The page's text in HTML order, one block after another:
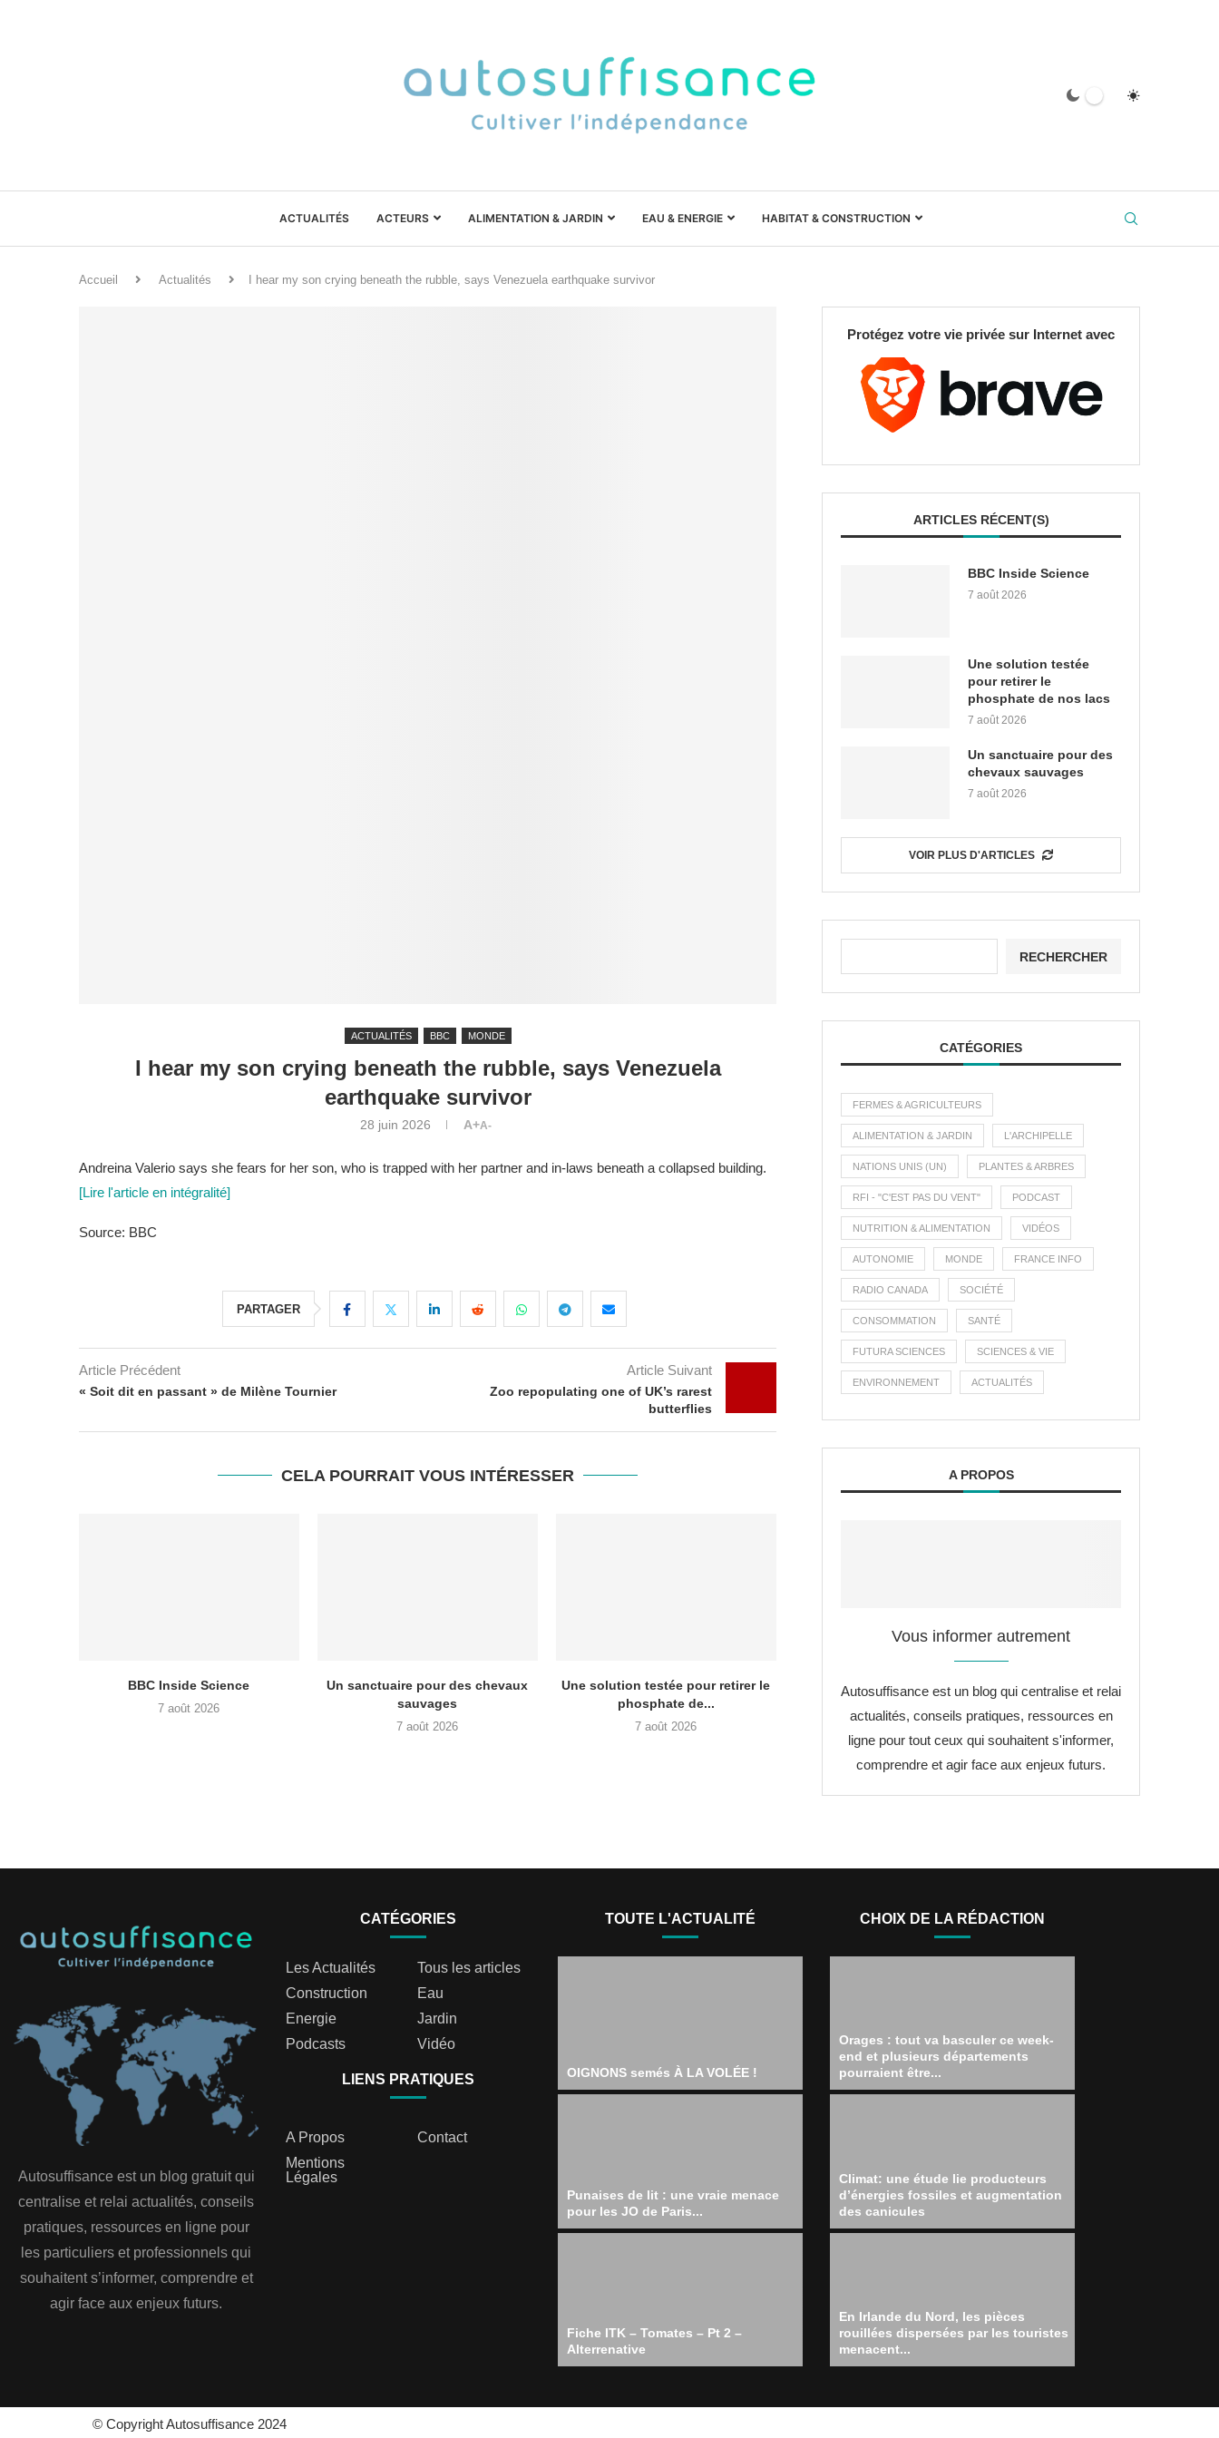
ACTUALITÉS ACTEURS ALIMENTATION & JARDIN EAU & ENERGIE HABITAT & CONSTRUCTION
Accueil Actualités I hear my son crying beneath the rubble, says Venezuela earthquake survivor
ACTUALITÉS BBC MONDE
I hear my son crying beneath the rubble, says Venezuela
earthquake survivor
28 juin 2026 A+A-
Andreina Valerio says she fears for her son, who is trapped with her partner and in-laws beneath a collapsed building.
[Lire l'article en intégralité]
Source: BBC
PARTAGER
Article Précédent
« Soit dit en passant » de Milène Tournier
Article Suivant
Zoo repopulating one of UK’s rarest
butterflies
CELA POURRAIT VOUS INTÉRESSER
BBC Inside Science
7 août 2026
Un sanctuaire pour des chevaux
sauvages
7 août 2026
Une solution testée pour retirer le
phosphate de...
7 août 2026
Protégez votre vie privée sur Internet avec
ARTICLES RÉCENT(S)
BBC Inside Science
7 août 2026
Une solution testée
pour retirer le
phosphate de nos lacs
7 août 2026
Un sanctuaire pour des
chevaux sauvages
7 août 2026
VOIR PLUS D'ARTICLES
RECHERCHER
CATÉGORIES
FERMES & AGRICULTEURS
ALIMENTATION & JARDIN L'ARCHIPELLE
NATIONS UNIS (UN) PLANTES & ARBRES
RFI - "C'EST PAS DU VENT" PODCAST
NUTRITION & ALIMENTATION VIDÉOS
AUTONOMIE MONDE FRANCE INFO
RADIO CANADA SOCIÉTÉ
CONSOMMATION SANTÉ
FUTURA SCIENCES SCIENCES & VIE
ENVIRONNEMENT ACTUALITÉS
A PROPOS
Vous informer autrement
Autosuffisance est un blog qui centralise et relai
actualités, conseils pratiques, ressources en
ligne pour tout ceux qui souhaitent s'informer,
comprendre et agir face aux enjeux futurs.
Autosuffisance est un blog gratuit qui
centralise et relai actualités, conseils
pratiques, ressources en ligne pour
les particuliers et professionnels qui
souhaitent s’informer, comprendre et
agir face aux enjeux futurs.
CATÉGORIES
Les Actualités
Tous les articles
Construction
Eau
Energie
Jardin
Podcasts
Vidéo
LIENS PRATIQUES
A Propos
Contact
Mentions
Légales
TOUTE L'ACTUALITÉ
OIGNONS semés À LA VOLÉE !
Punaises de lit : une vraie menace
pour les JO de Paris...
Fiche ITK – Tomates – Pt 2 –
Alterrenative
CHOIX DE LA RÉDACTION
Orages : tout va basculer ce week-
end et plusieurs départements
pourraient être...
Climat: une étude lie producteurs
d’énergies fossiles et augmentation
des canicules
En Irlande du Nord, les pièces
rouillées dispersées par les touristes
menacent...
© Copyright Autosuffisance 2024